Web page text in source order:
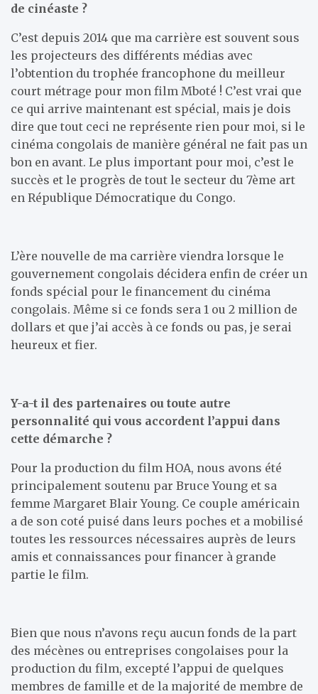
de cinéaste ?
C’est depuis 2014 que ma carrière est souvent sous
les projecteurs des différents médias avec
l’obtention du trophée francophone du meilleur
court métrage pour mon film Mboté ! C’est vrai que
ce qui arrive maintenant est spécial, mais je dois
dire que tout ceci ne représente rien pour moi, si le
cinéma congolais de manière général ne fait pas un
bon en avant. Le plus important pour moi, c’est le
succès et le progrès de tout le secteur du 7ème art
en République Démocratique du Congo.
L’ère nouvelle de ma carrière viendra lorsque le
gouvernement congolais décidera enfin de créer un
fonds spécial pour le financement du cinéma
congolais. Même si ce fonds sera 1 ou 2 million de
dollars et que j’ai accès à ce fonds ou pas, je serai
heureux et fier.
Y-a-t il des partenaires ou toute autre
personnalité qui vous accordent l’appui dans
cette démarche ?
Pour la production du film HOA, nous avons été
principalement soutenu par Bruce Young et sa
femme Margaret Blair Young. Ce couple américain
a de son coté puisé dans leurs poches et a mobilisé
toutes les ressources nécessaires auprès de leurs
amis et connaissances pour financer à grande
partie le film.
Bien que nous n’avons reçu aucun fonds de la part
des mécènes ou entreprises congolaises pour la
production du film, excepté l’appui de quelques
membres de famille et de la majorité de membre de